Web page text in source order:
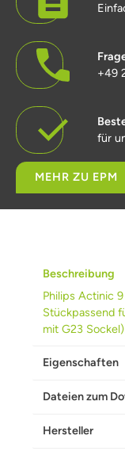
+49
für
MEHR ZU EPM
Beschreibung
Philips Actinic
Stückpassend
mit G23
Eigenschaften
Dateien zum
Hersteller